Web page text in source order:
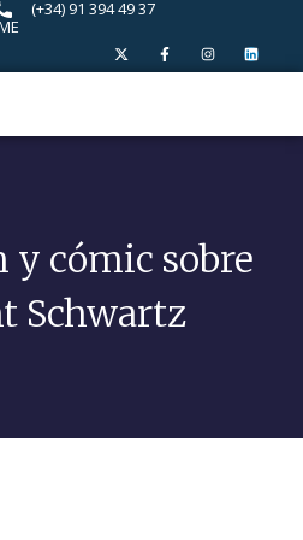
(+34) 91 394 49 37
y cómic sobre
Schwartz